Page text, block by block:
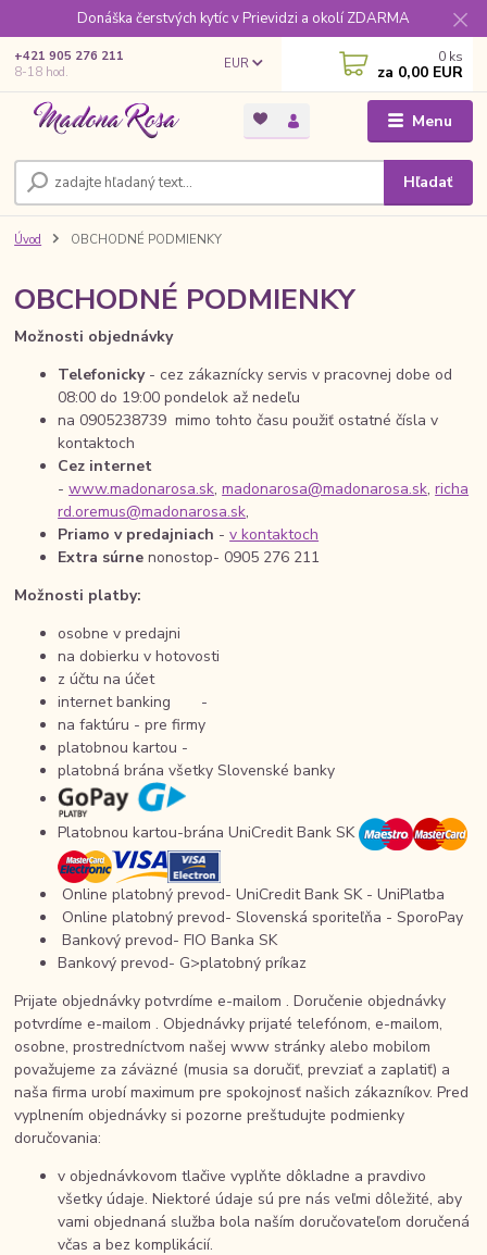
Donáška čerstvých kytíc v Prievidzi a okolí ZDARMA
Menu
EUR
Hľadať
+421 905 276 211
8-18 hod.
0 ks
za 0,00 EUR
Úvod OBCHODNÉ PODMIENKY
OBCHODNÉ PODMIENKY
Možnosti objednávky
Telefonicky- cez zákaznícky servis v pracovnej dobe od
08:00 do 19:00 pondelok až nedeľu
na 0905238739 mimo tohto času použiť ostatné čísla v
kontaktoch
Cez internet
-www.madonarosa.sk,madonarosa@madonarosa.sk,richa
rd.oremus@madonarosa.sk,
Priamo v predajniach -v kontaktoch
Extra súrne nonostop- 0905 276 211
Možnosti platby:
osobne v predajni
na dobierku v hotovosti
z účtu na účet
internet banking -
na faktúru - pre firmy
platobnou kartou -
platobná brána všetky Slovenské banky
Platobnou kartou-brána UniCredit Bank SK
Online platobný prevod- UniCredit Bank SK - UniPlatba
Online platobný prevod- Slovenská sporiteľňa - SporoPay
Bankový prevod- FIO Banka SK
Bankový prevod- G>platobný príkaz
Prijate objednávky potvrdíme e-mailom . Doručenie objednávky
potvrdíme e-mailom . Objednávky prijaté telefónom, e-mailom,
osobne, prostredníctvom našej www stránky alebo mobilom
považujeme za záväzné (musia sa doručiť, prevziať a zaplatiť) a
naša firma urobí maximum pre spokojnosť našich zákazníkov. Pred
vyplnením objednávky si pozorne preštudujte podmienky
doručovania:
v objednávkovom tlačive vyplňte dôkladne a pravdivo
všetky údaje. Niektoré údaje sú pre nás veľmi dôležité, aby
vami objednaná služba bola naším doručovateľom doručená
včas a bez komplikácií.